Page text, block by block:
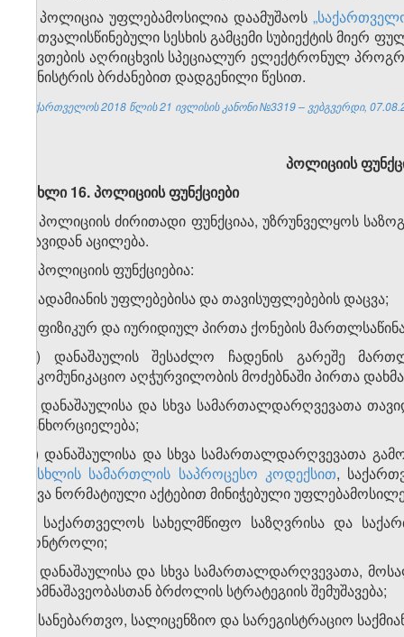
4. პოლიცია უფლებამოსილია დაამუშაოს
გათვალისწინებული სესხის გამცემი სუბიექტის
ნივთების აღრიცხვის სპეციალურ ელექტრონულ
მინისტრის ბრძანებით დადგენილი წესით.
საქართველოს 2018 წლის 21 ივლისის კანონი №3319– ვებგვერდი,
პოლიციის
მუხლი 16. პოლიციის ფუნქციები
1. პოლიციის ძირითადი ფუნქციაა, უზრუნველყოს
თავიდან აცილება.
2. პოლიციის ფუნქციებია:
ა) ადამიანის უფლებებისა და თავისუფლებების დაცვა;
ბ) ფიზიკურ და იურიდიულ პირთა ქონების
) დანაშაულის შესაძლო ჩადენის გარეშე
საკომუნიკაციო აღჭურვილობის მოძებნაში პირთა
გ) დანაშაულისა და სხვა სამართალდარღვევათა
განხორციელება;
დ) დანაშაულისა და სხვა სამართალდარღვევათა
სისხლის სამართლის საპროცესო კოდექსით,
სხვა ნორმატიული აქტებით მინიჭებული
ე) საქართველოს სახელმწიფო საზღვრისა და
კონტროლი;
ვ) დანაშაულისა და სხვა სამართალდარღვევათა,
დამნაშავეობასთან ბრძოლის სტრატეგიის შემუშავება;
ზ) სანებართვო, სალიცენზიო და სარეგისტრაციო